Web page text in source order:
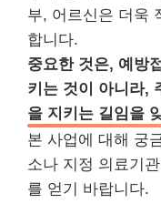
부, 어르신은 더욱
합니다.
중요한 것은, 예방
키는 것이 아니라,
을 지키는 길임을
본 사업에 대해 궁
소나 지정 의료기
를 얻기 바랍니다.